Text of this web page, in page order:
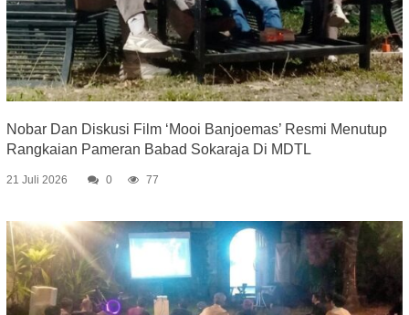
Nobar Dan Diskusi Film ‘Mooi Banjoemas’ Resmi Menutup
Rangkaian Pameran Babad Sokaraja Di MDTL
21 Juli 2026 0 77